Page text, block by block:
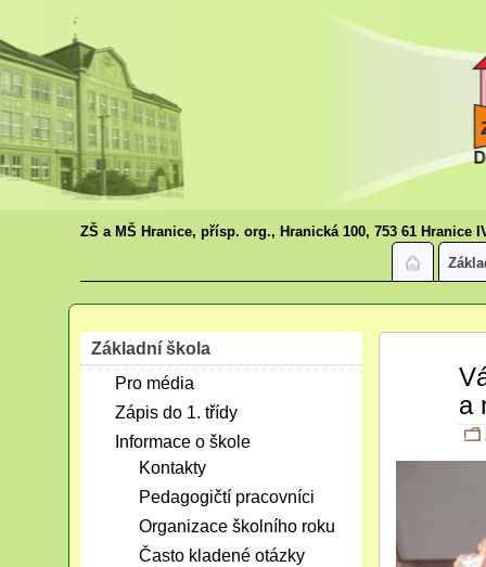
ZŠ a MŠ Hranice, přísp. org., Hranická 100, 753 61 Hranice
a
Základní škola
Pro média
Zápis do 1. třídy
Informace o škole
Kontakty
Pedagogičtí pracovníci
Organizace školního roku
Často kladené otázky